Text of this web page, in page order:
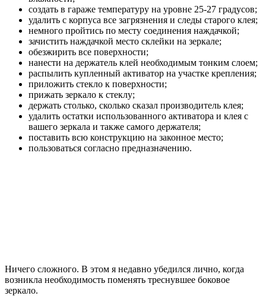
создать в гараже температуру на уровне 25-27 градусов;
удалить с корпуса все загрязнения и следы старого клея;
немного пройтись по месту соединения наждачкой;
зачистить наждачкой место склейки на зеркале;
обезжирить все поверхности;
нанести на держатель клей необходимым тонким слоем;
распылить купленный активатор на участке крепления;
приложить стекло к поверхности;
прижать зеркало к стеклу;
держать столько, сколько сказал производитель клея;
удалить остатки использованного активатора и клея с
вашего зеркала и также самого держателя;
поставить всю конструкцию на законное место;
пользоваться согласно предназначению.
Ничего сложного. В этом я недавно убедился лично, когда
возникла необходимость поменять треснувшее боковое
зеркало.